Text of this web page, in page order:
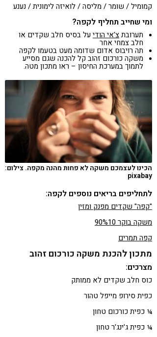
קמומיל / שומר / מליסה / לואיזה לימונית / נענע
ומי שחייב תחליף לקפה?
תערובתצ'אי הודיעל בסיס חלב שקדים או
חלב צמחי אחר
תה רויבוס אדום שדומה מעט בטעמו לקפה
משקה כורכום זהוב קל להכנה שגם מסייע
לתמוך במערכת החיסון – ראו מתכון מטה.
הכינו לעצמכם משקה לא פחות מהנה מקפה. צילום:
pixabay
לתחליפים בריאים נוספים לקפה:
"קפה" שקדים מפנק ומזין
משקה בוקר 90%10
קפה תמרים
מתכון להכנת משקה כורכום זהוב
מצרכים:
כוס חלב שקדים לא ממותק
כפית סירופ מייפל טהור
¼ כפית כורכום טחון
¼ כפית ג'ינג'ר טחון